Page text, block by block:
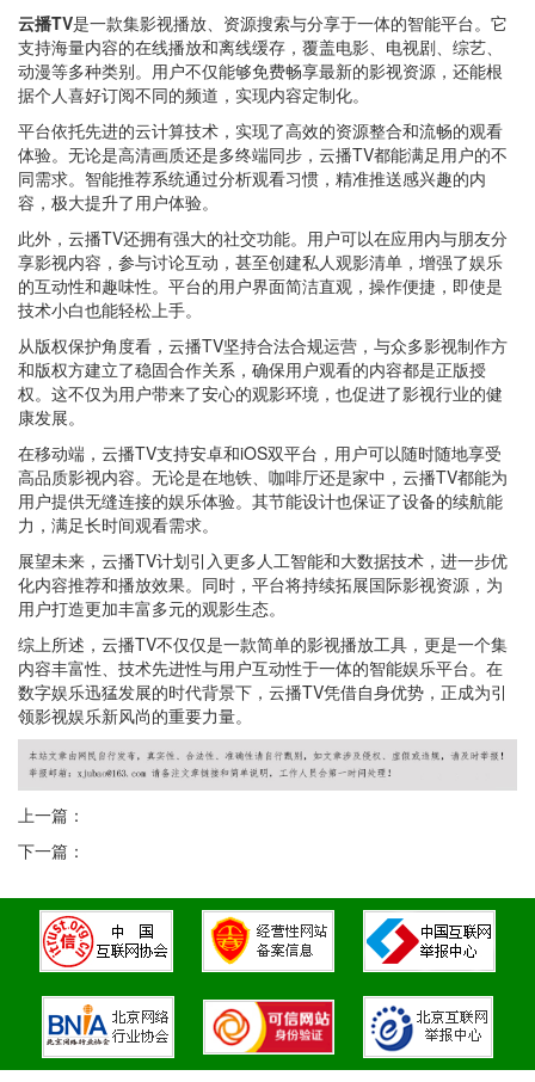
云播TV是一款集影视播放、资源搜索与分享于一体的智能平台。它
支持海量内容的在线播放和离线缓存，覆盖电影、电视剧、综艺、
动漫等多种类别。用户不仅能够免费畅享最新的影视资源，还能根
据个人喜好订阅不同的频道，实现内容定制化。
平台依托先进的云计算技术，实现了高效的资源整合和流畅的观看
体验。无论是高清画质还是多终端同步，云播TV都能满足用户的不
同需求。智能推荐系统通过分析观看习惯，精准推送感兴趣的内
容，极大提升了用户体验。
此外，云播TV还拥有强大的社交功能。用户可以在应用内与朋友分
享影视内容，参与讨论互动，甚至创建私人观影清单，增强了娱乐
的互动性和趣味性。平台的用户界面简洁直观，操作便捷，即使是
技术小白也能轻松上手。
从版权保护角度看，云播TV坚持合法合规运营，与众多影视制作方
和版权方建立了稳固合作关系，确保用户观看的内容都是正版授
权。这不仅为用户带来了安心的观影环境，也促进了影视行业的健
康发展。
在移动端，云播TV支持安卓和iOS双平台，用户可以随时随地享受
高品质影视内容。无论是在地铁、咖啡厅还是家中，云播TV都能为
用户提供无缝连接的娱乐体验。其节能设计也保证了设备的续航能
力，满足长时间观看需求。
展望未来，云播TV计划引入更多人工智能和大数据技术，进一步优
化内容推荐和播放效果。同时，平台将持续拓展国际影视资源，为
用户打造更加丰富多元的观影生态。
综上所述，云播TV不仅仅是一款简单的影视播放工具，更是一个集
内容丰富性、技术先进性与用户互动性于一体的智能娱乐平台。在
数字娱乐迅猛发展的时代背景下，云播TV凭借自身优势，正成为引
领影视娱乐新风尚的重要力量。
上一篇：
下一篇：